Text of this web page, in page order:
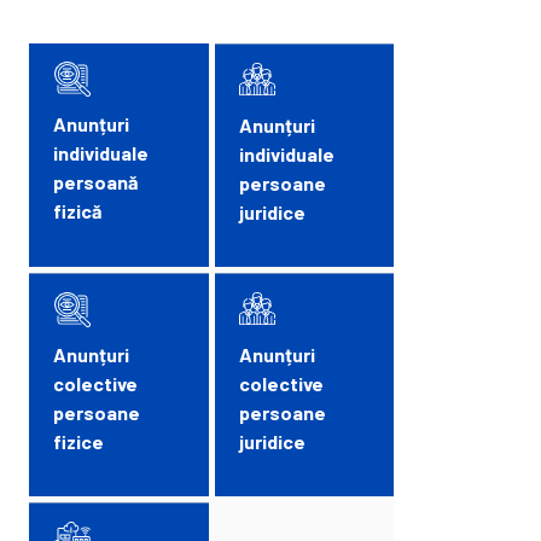
Anunțuri
individuale
persoană
fizică
Anunțuri
colective
persoane
fizice
Anunțuri
individuale
persoane
juridice
Anunțuri
colective
persoane
juridice